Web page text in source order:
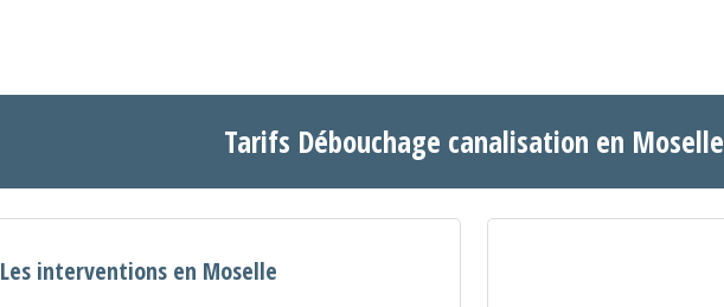
Tarifs Débouchage canalisation en Moselle
Les interventions en Moselle